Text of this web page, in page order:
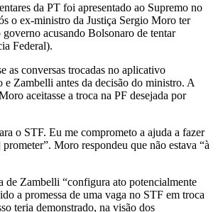
da PT foi apresentado ao Supremo no
o ex-ministro da Justiça Sergio Moro ter
acusando Bolsonaro de tentar
Federal).
as conversas trocadas no aplicativo
e Zambelli antes da decisão do ministro. A
aceitasse a troca na PF desejada por
o STF. Eu me comprometo a ajuda a fazer
Moro respondeu que não estava “à
de Zambelli “configura ato potencialmente
a promessa de uma vaga no STF em troca
teria demonstrado, na visão dos